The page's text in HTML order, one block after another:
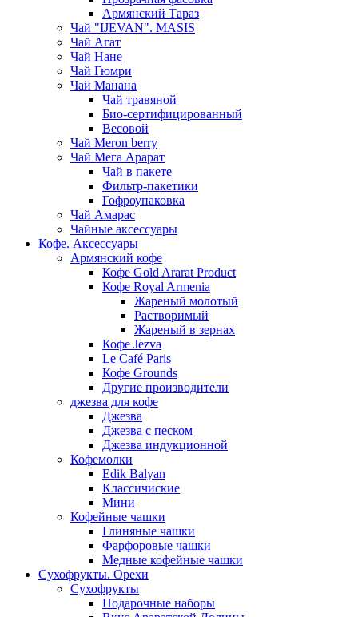
Армянский Тараз
Чай "IJEVAN". MASIS
Чай Агат
Чай Нане
Чай Гюмри
Чай Манана
Чай травяной
Био-сертифицированный
Весовой
Чай Meron berry
Чай Мега Арарат
Чай в пакете
Фильтр-пакетики
Гофроупаковка
Чай Амарас
Чайные аксессуары
Кофе. Аксессуары
Армянский кофе
Кофе Gold Ararat Product
Кофе Royal Armenia
Жареный молотый
Растворимый
Жареный в зернах
Кофе Jezva
Le Café Paris
Кофе Grounds
Другие производители
джезва для кофе
Джезва
Джезва с песком
Джезва индукционной
Кофемолки
Edik Balyan
Классичиские
Мини
Кофейные чашки
Глиняные чашки
Фарфоровые чашки
Медные кофейные чашки
Сухофрукты. Орехи
Сухофрукты
Подарочные наборы